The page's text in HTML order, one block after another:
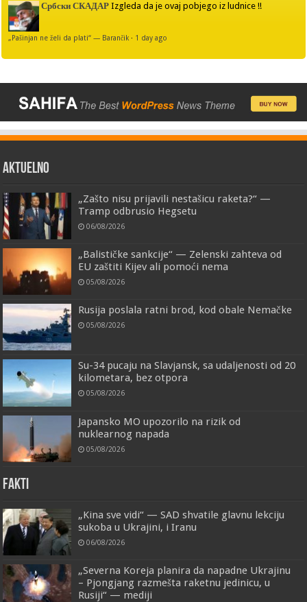
Србски СКАДАР Izgleda da je ovaj pobjego iz ludnice !!
„Pašinjan ne želi da plati“ — Barančik · 1 day ago
AKTUELNO
„Zašto nisu prijavili nestašicu raketa?“ —
Tramp odbrusio Hegsetu
06/08/2026
„Balističke sankcije“ — Zelenski zahteva od
EU zaštiti Kijev ali pomoći nema
05/08/2026
Rusija poslala ratni brod, kod obale Nemačke
05/08/2026
Su-34 pucaju na Slavjansk, sa udaljenosti od 20
kilometara, bez otpora
05/08/2026
Japansko MO upozorilo na rizik od
nuklearnog napada
05/08/2026
FAKTI
„Kina sve vidi“ — SAD shvatile glavnu lekciju
sukoba u Ukrajini, i Iranu
06/08/2026
„Severna Koreja planira da napadne Ukrajinu
– Pjongjang razmešta raketnu jedinicu, u
Rusiji“ — mediji